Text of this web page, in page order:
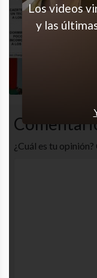
¿Cuál es tu
Los videos
y las